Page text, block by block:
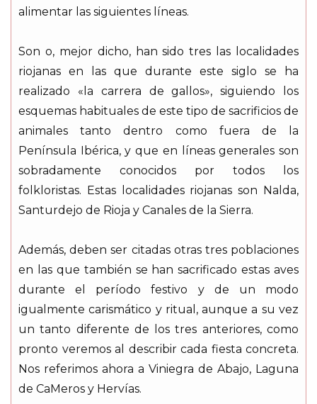
alimentar las siguientes líneas.
Son o, mejor dicho, han sido tres las localidades
riojanas en las que durante este siglo se ha
realizado «la carrera de gallos», siguiendo los
esquemas habituales de este tipo de sacrificios de
animales tanto dentro como fuera de la
Península Ibérica, y que en líneas generales son
sobradamente conocidos por todos los
folkloristas. Estas localidades riojanas son Nalda,
Santurdejo de Rioja y Canales de la Sierra.
Además, deben ser citadas otras tres poblaciones
en las que también se han sacrificado estas aves
durante el período festivo y de un modo
igualmente carismático y ritual, aunque a su vez
un tanto diferente de los tres anteriores, como
pronto veremos al describir cada fiesta concreta.
Nos referimos ahora a Viniegra de Abajo, Laguna
de CaMeros y Hervías.